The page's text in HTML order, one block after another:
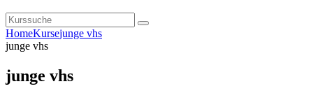
HomeKursejunge vhs
junge vhs
junge vhs